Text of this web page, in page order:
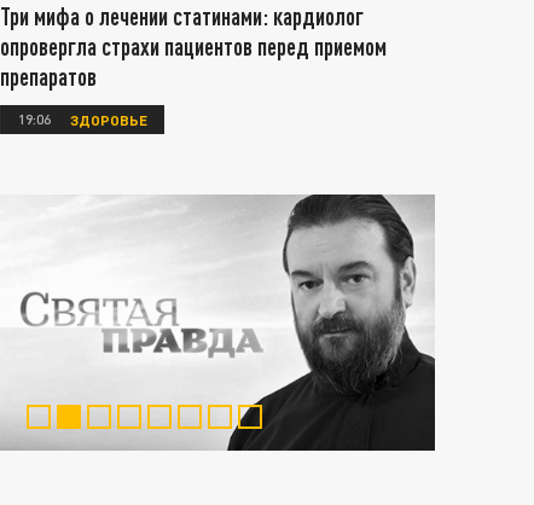
Три мифа о лечении статинами: кардиолог
опровергла страхи пациентов перед приемом
препаратов
19:06 ЗДОРОВЬЕ